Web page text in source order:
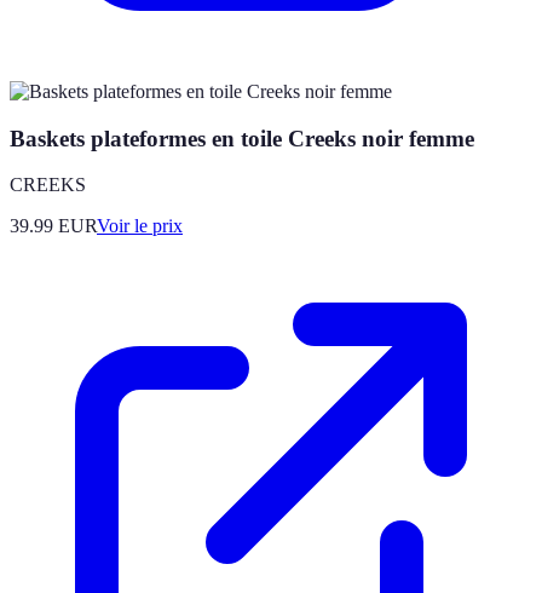
Baskets plateformes en toile Creeks noir femme
CREEKS
39.99 EURVoir le prix